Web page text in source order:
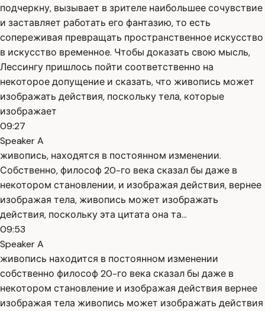
подчеркну, вызывает в зрителе наибольшее сочувствие
и заставляет работать его фантазию, то есть
сопереживая превращать пространственное искусство
в искусство временное. Чтобы доказать свою мысль,
Лессингу пришлось пойти соответственно на
некоторое допущение и сказать, что живопись может
изображать действия, поскольку тела, которые
изображает
09:27
Speaker A
живопись, находятся в постоянном изменении.
Собственно, философ 20-го века сказал бы даже в
некотором становлении, и изображая действия, вернее
изображая тела, живопись может изображать
действия, поскольку эта цитата она та...
09:53
Speaker A
живопись находится в постоянном изменении
собственно философ 20-го века сказал бы даже в
некотором становление и изображая действия вернее
изображая тела живопись может изображать действия